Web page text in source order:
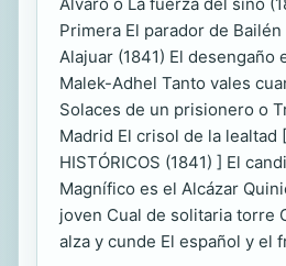
Primera El parador de
Alajuar (1841) El desengaño
Malek-Adhel Tanto vales
Solaces de un prisionero o
Madrid El crisol de la lealtad
HISTÓRICOS (1841) ] El
Magnífico es el Alcázar
joven Cual de solitaria torre
alza y cunde El español y el